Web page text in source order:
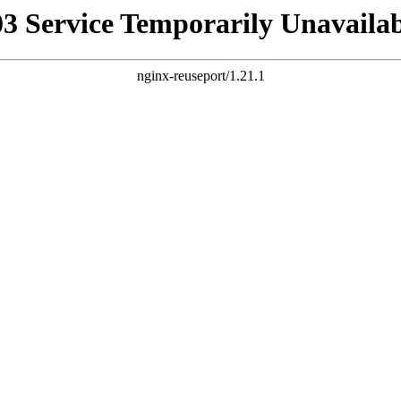
Service Temporarily
nginx-reuseport/1.21.1